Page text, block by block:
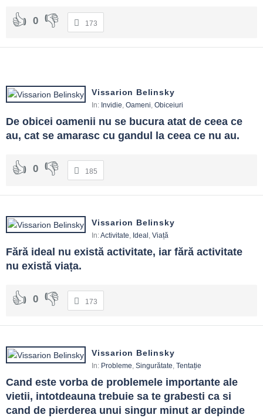
0 173
Vissarion Belinsky
In: Invidie, Oameni, Obiceiuri
De obicei oamenii nu se bucura atat de ceea ce
au, cat se amarasc cu gandul la ceea ce nu au.
0 185
Vissarion Belinsky
In:Activitate, Ideal , Viață
Fără ideal nu există activitate, iar fără activitate
nu există viața.
0 173
Vissarion Belinsky
In: Probleme, Singurătate, Tentație
Cand este vorba de problemele importante ale
vietii, intotdeauna trebuie sa te grabesti ca si
cand de pierderea unui singur minut ar depinde